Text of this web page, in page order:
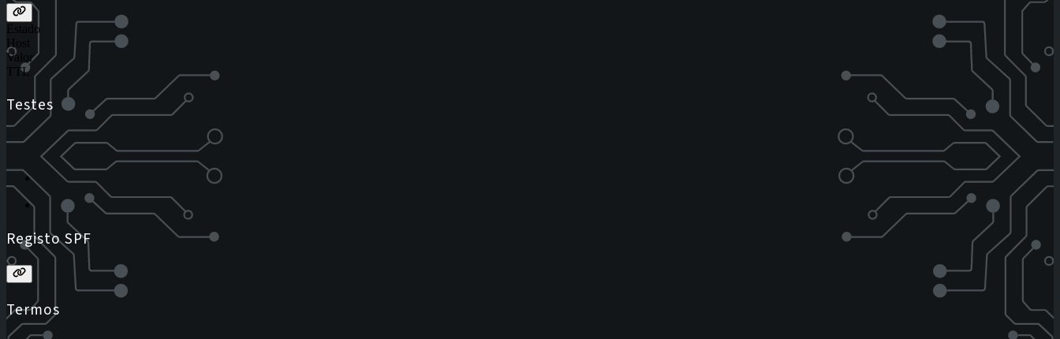
Estado
Host
Valor
TTL
Testes
Registo SPF
Termos